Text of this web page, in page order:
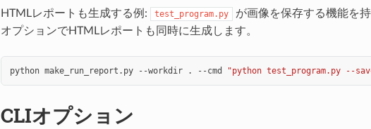
HTMLレポートも生成する例: test_program.py が画像を保存する機能を持
オプションでHTMLレポートも同時に生成します。
python make_run_report.py --workdir . --cmd "python test_program.py --
CLIオプション